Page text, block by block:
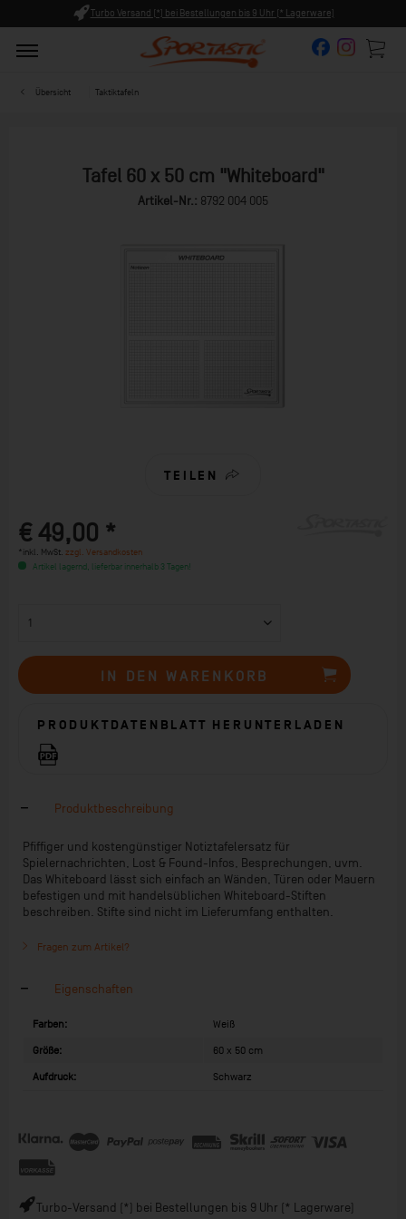
bis 9 Uhr (* Lagerware) Persönliche Beratung ab
Übersicht Taktiktafeln
Tafel 60 x 50 cm "Whiteboard"
Artikel-Nr.: 8792 004 005
TEILEN
€ 49,00 *
*inkl. MwSt. zzgl. Versandkosten
Artikel lagernd, lieferbar innerhalb 3 Tagen!
IN DEN WARENKORB
PRODUKTDATENBLATT HERUNTERLADEN
Produktbeschreibung
Pfiffiger und kostengünstiger Notiztafelersatz für
Spielernachrichten, Lost & Found-Infos, Besprechungen, uvm.
Das Whiteboard lässt sich einfach an Wänden, Türen oder Mauern
befestigen und mit handelsüblichen Whiteboard-Stiften
beschreiben. Stifte sind nicht im Lieferumfang enthalten.
Fragen zum Artikel?
Eigenschaften
Farben: Weiß
Größe: 60 x 50 cm
Aufdruck: Schwarz
Turbo-Versand (*) bei Bestellungen bis 9 Uhr (* Lagerware)